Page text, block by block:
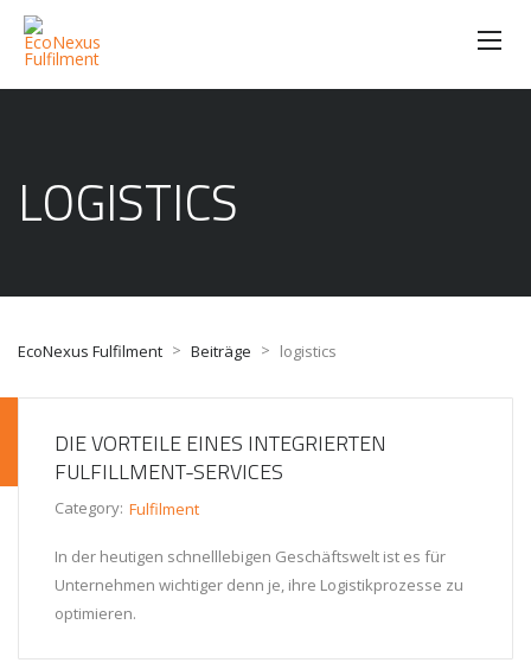
LOGISTICS
EcoNexus Fulfilment > Beiträge > logistics
DIE VORTEILE EINES INTEGRIERTEN
FULFILLMENT-SERVICES
Category: Fulfilment
In der heutigen schnelllebigen Geschäftswelt ist es für
Unternehmen wichtiger denn je, ihre Logistikprozesse zu
optimieren.